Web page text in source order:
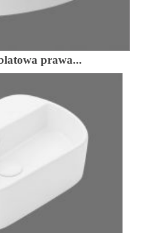
prawa...